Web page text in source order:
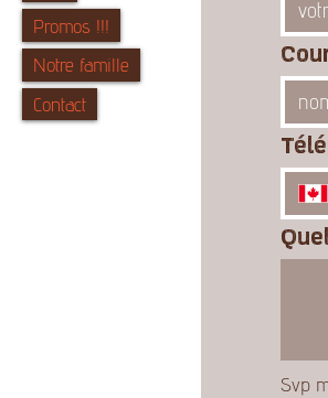
Promos !!!
Notre famille
Contact
Svp